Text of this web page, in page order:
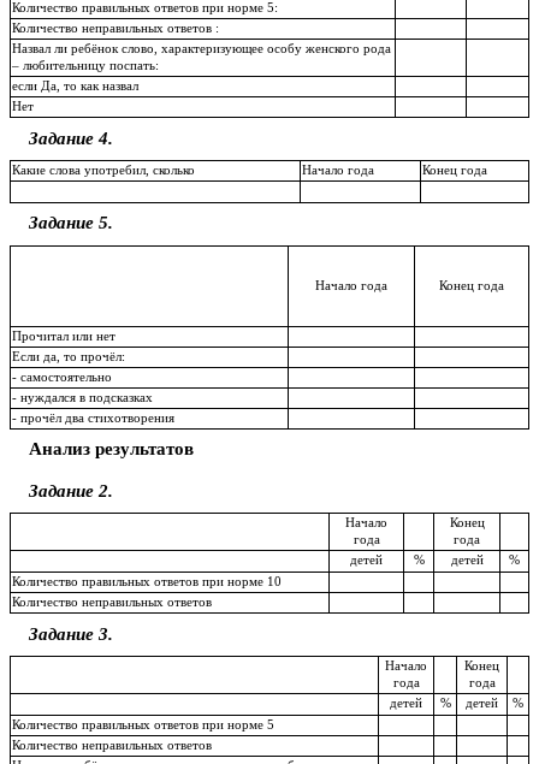
Количество правильных ответов при норме 5:
Количество неправильных ответов :
Назвал ли ребёнок слово, характеризующее особу женского рода
– любительницу поспать:
если Да, то как назвал
Нет
Задание 4.
Какие слова употребил, сколько Начало года Конец года
Задание 5.
Начало года Конец года
Прочитал или нет
Если да, то прочёл:
- самостоятельно
- нуждался в подсказках
- прочёл два стихотворения
Анализ результатов
Задание 2.
Начало
года
Конец
года
детей
% детей
%
Количество правильных ответов при норме 10
Количество неправильных ответов
Задание 3.
Начало
года
Конец
года
детей
% детей
%
Количество правильных ответов при норме 5
Количество неправильных ответов